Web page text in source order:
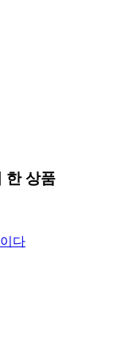
한 상품
다